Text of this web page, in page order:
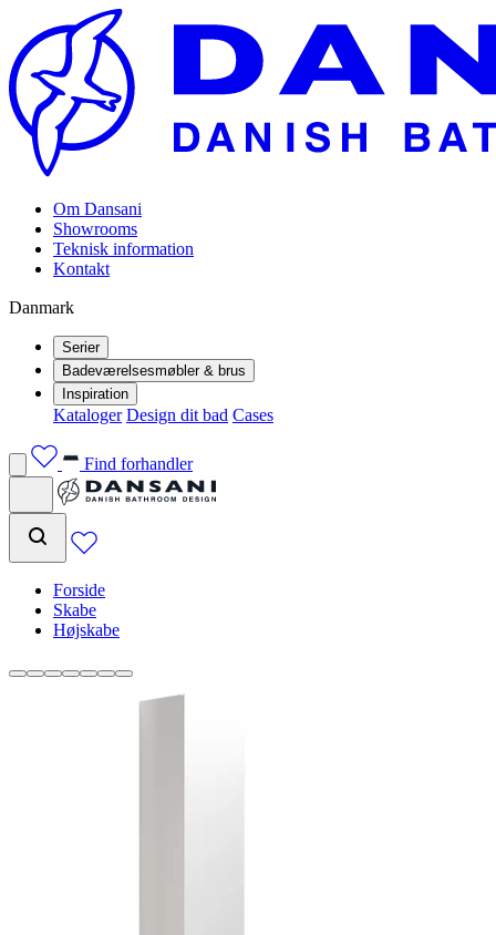
Om Dansani
Showrooms
Teknisk information
Kontakt
Danmark
Serier
Badeværelsesmøbler & brus
Inspiration
Kataloger Design dit bad Cases
Find forhandler
Forside
Skabe
Højskabe